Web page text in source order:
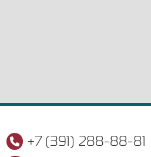
+7 (391) 288-88-81